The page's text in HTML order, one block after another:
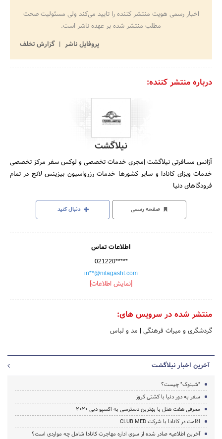
اخبار رسمی هویت منتشر کننده را تایید می‌کند ولی مسئولیت صحت
مطلب منتشر شده بر عهده ناشر است.
پروفایل ناشر
گزارش تخلف
درباره منتشر کننده:
نیلاگشت
آژانس مسافرتی نیلاگشت |مجری خدمات تخصصی و لوکس سفر مرکز تخصصی
خدمات ویزای کانادا و سایر کشورها خدمات رزرواسیون بیزینس لانج در تمام
فرودگاهای دنیا
صفحه رسمی دنبال کنید
اطلاعات تماس
021220*****
in**@nilagasht.com
[نمایش اطلاعات]
منتشر شده در سرویس های:
گردشگری و میراث فرهنگی | مد و لباس
آخرین اخبار نیلاگشت
"شینوک" چیست؟
سفر به دور دنیا با کشتی کروز
معرفی هفت هتل با بهترین دسترسی به اکسپو دبی ۲۰۲۰
اقامت در کانادا با شرکت CLUB MED
آخرین اطلاعیه صادر شده از سوی اداره مهاجرت کانادا شامل چه مواردی است؟